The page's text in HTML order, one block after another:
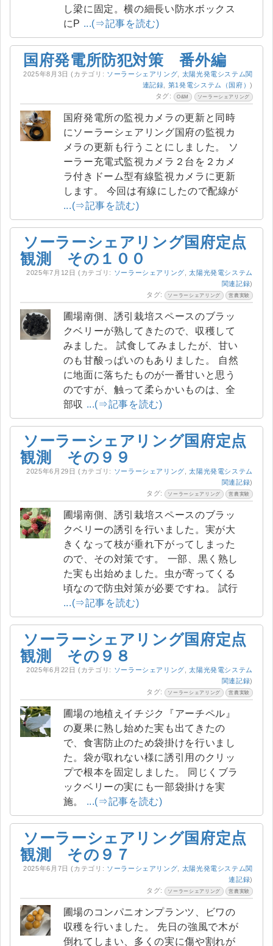
し梁に固定。横の細長い防水ボックス
にP ...(⇒記事を読む)
国府発電所防犯対策 番外編
2025年8月3日 (カテゴリ: ソーラーシェアリング
太陽光発電システム関
連記録
第1発電システム（国府）)
タグ:
O&M ソーラーシェアリング
国府発電所の監視カメラの更新と同時
にソーラーシェアリング国府の監視カ
メラの更新も行うことにしました。 ソ
ーラー充電式監視カメラ２台を２カメ
ラ付きドーム型有線監視カメラに更新
します。 今回は有線にしたので配線が
...(⇒記事を読む)
ソーラーシェアリング国府定点
観測 その１００
2025年7月12日 (カテゴリ: ソーラーシェアリング ,太陽光発電システム
関連記録)
タグ:
ソーラーシェアリング 営農実験
圃場南側、誘引栽培スペースのブラッ
クベリーが熟してきたので、収穫して
みました。 試食してみましたが、甘い
のも甘酸っぱいのもありました。 自然
に地面に落ちたものが一番甘いと思う
のですが、触って柔らかいものは、全
部収 ...(⇒記事を読む)
ソーラーシェアリング国府定点
観測 その９９
2025年6月29日 (カテゴリ: ソーラーシェアリング ,太陽光発電システム
関連記録)
タグ:
ソーラーシェアリング 営農実験
圃場南側、誘引栽培スペースのブラッ
クベリーの誘引を行いました。実が大
きくなって枝が垂れ下がってしまった
ので、その対策です。 一部、黒く熟し
た実も出始めました。虫が寄ってくる
頃なので防虫対策が必要ですね。 試行
...(⇒記事を読む)
ソーラーシェアリング国府定点
観測 その９８
2025年6月22日 (カテゴリ: ソーラーシェアリング ,太陽光発電システム
関連記録)
タグ:
ソーラーシェアリング 営農実験
圃場の地植えイチジク『アーチペル』
の夏果に熟し始めた実も出てきたの
で、食害防止のため袋掛けを行いまし
た。袋が取れない様に誘引用のクリッ
プで根本を固定しました。 同じくブラ
ックベリーの実にも一部袋掛けを実
施。 ...(⇒記事を読む)
ソーラーシェアリング国府定点
観測 その９７
2025年6月7日 (カテゴリ: ソーラーシェアリング
太陽光発電システム関
連記録)
タグ:
ソーラーシェアリング 営農実験
圃場のコンパニオンプランツ、ビワの
収穫を行いました。 先日の強風で木が
倒れてしまい、多くの実に傷や割れが